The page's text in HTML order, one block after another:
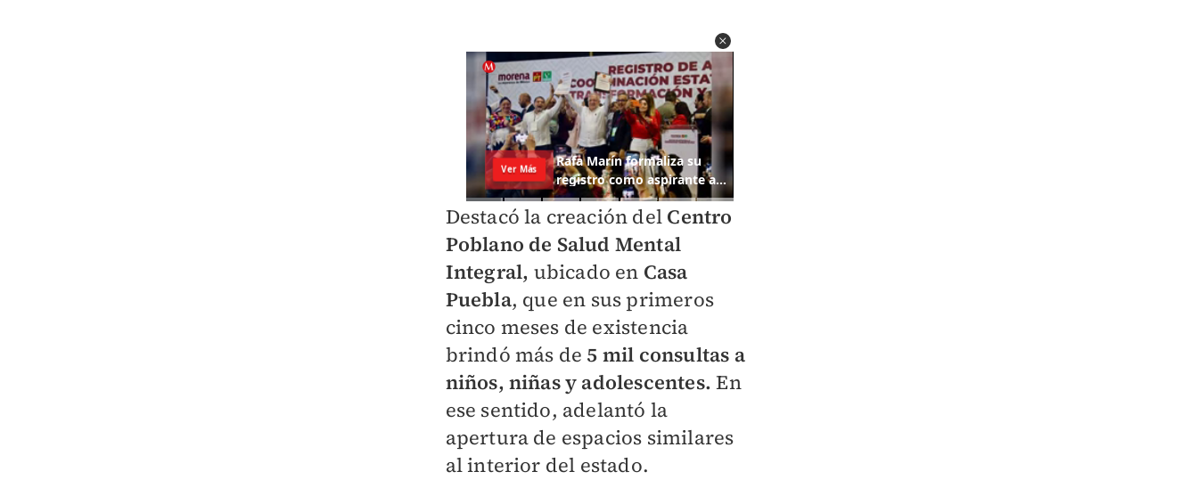
Destacó la creación del Centro
Poblano de Salud Mental
Integral, ubicado en Casa
Puebla, que en sus primeros
cinco meses de existencia
brindó más de 5 mil consultas a
niños, niñas y adolescentes. En
ese sentido, adelantó la
apertura de espacios similares
al interior del estado.